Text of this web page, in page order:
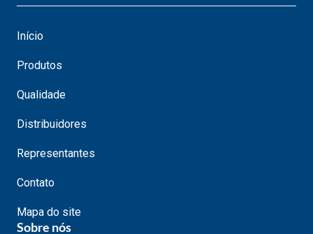
Início
Produtos
Qualidade
Distribuidores
Representantes
Contato
Mapa do site
Sobre nós